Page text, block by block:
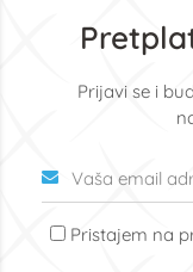
Prijavi se i
Pristajem na